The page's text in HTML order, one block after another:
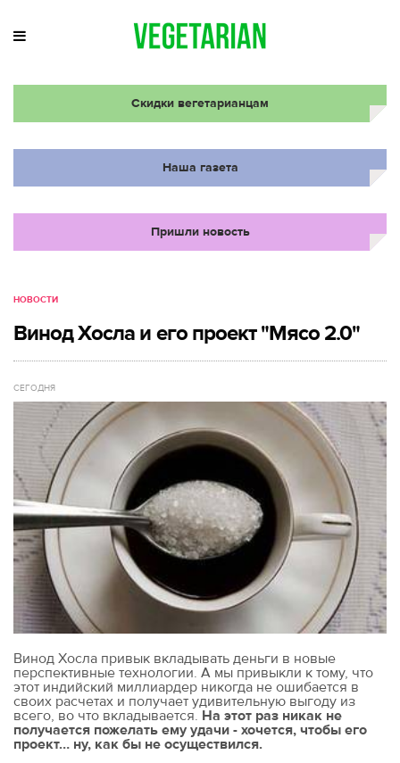
Скидки вегетарианцам
Наша газета
Пришли новость
НОВОСТИ
Винод Хосла и его проект "Мясо 2.0"
СЕГОДНЯ
Винод Хосла привык вкладывать деньги в новые
перспективные технологии. А мы привыкли к тому, что
этот индийский миллиардер никогда не ошибается в
своих расчетах и получает удивительную выгоду из
всего, во что вкладывается. На этот раз никак не
получается пожелать ему удачи - хочется, чтобы его
проект… ну, как бы не осуществился.